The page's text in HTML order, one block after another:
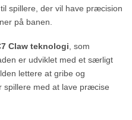
spillere, der vil have præcision
på banen.
Claw teknologi, som
er udviklet med et særligt
lettere at gribe og
spillere med at lave præcise